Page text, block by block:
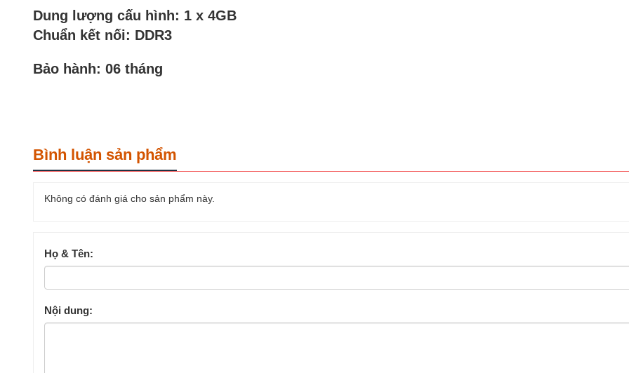
Dung lượng cấu hình: 1 x 4GB
Chuẩn kết nối: DDR3
Bảo hành: 06 tháng
Bình luận sản phẩm
Không có đánh giá cho sản phẩm này.
Họ & Tên:
Nội dung: